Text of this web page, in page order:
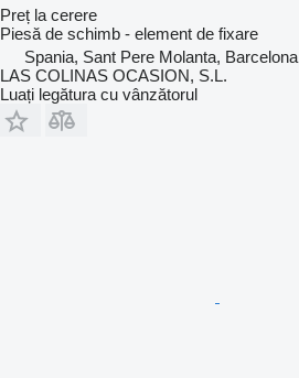
Preț la cerere
Piesă de schimb - element de fixare
Spania, Sant Pere Molanta, Barcelona
LAS COLINAS OCASION, S.L.
Luați legătura cu vânzătorul